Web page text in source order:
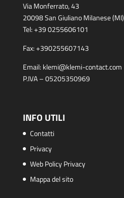
Via Monferrato, 43
20098 San Giuliano Milanese (MI)
Tel:+39 0255606101
Fax:+390255607143
Email: klemi@klemi-contact.com
P.IVA – 05205350969
INFO UTILI
Contatti
Privacy
Web Policy Privacy
Mappa del sito